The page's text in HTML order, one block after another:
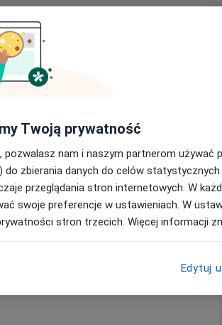
edukacją i współpracą z
problemami zdrowotnymi, których
Teraz, kiedy już wiem, że
w zakresie umiejętności
żebyś i ty mógł/mogła z moją
mogą być smaczne i ciekawe.
ciąże, jesteś w ciąży lub karmisz
i karmiących
Twoją prywatność
pozwalasz nam i naszym partnerom używać
do zbierania danych do celów
przeglądania stron internetowych. W
swoje preferencje w ustawieniach. W
stron trzecich. Więcej informacji
Edytuj